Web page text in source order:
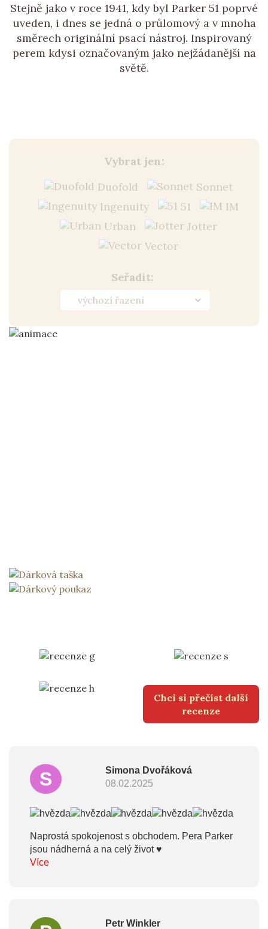
Stejně jako v roce 1941, kdy byl Parker 51 poprvé
uveden, i dnes se jedná o průlomový a v mnoha
směrech originální psací nástroj. Inspirovaný
perem kdysi označovaným jako nejžádanější na
světě.
Vybrat jen:
Duofold
Sonnet
Ingenuity
51
IM
Urban
Jotter
Vector
Seřadit:
Chci si přečíst další
recenze
S
Simona Dvořáková
08.02.2025
Naprostá spokojenost s obchodem. Pera Parker
jsou nádherná a na celý život ♥
Více
Petr Winkler